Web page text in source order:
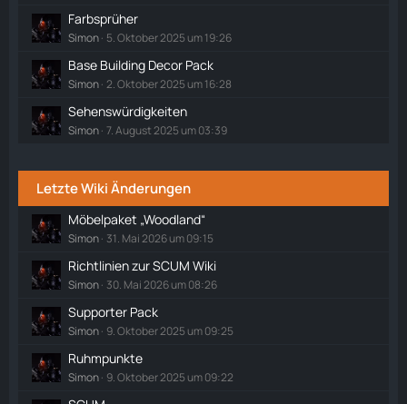
Farbsprüher
Simon 5. Oktober 2025 um 19:26
Base Building Decor Pack
Simon 2. Oktober 2025 um 16:28
Sehenswürdigkeiten
Simon 7. August 2025 um 03:39
Letzte Wiki Änderungen
Möbelpaket „Woodland“
Simon 31. Mai 2026 um 09:15
Richtlinien zur SCUM Wiki
Simon 30. Mai 2026 um 08:26
Supporter Pack
Simon 9. Oktober 2025 um 09:25
Ruhmpunkte
Simon 9. Oktober 2025 um 09:22